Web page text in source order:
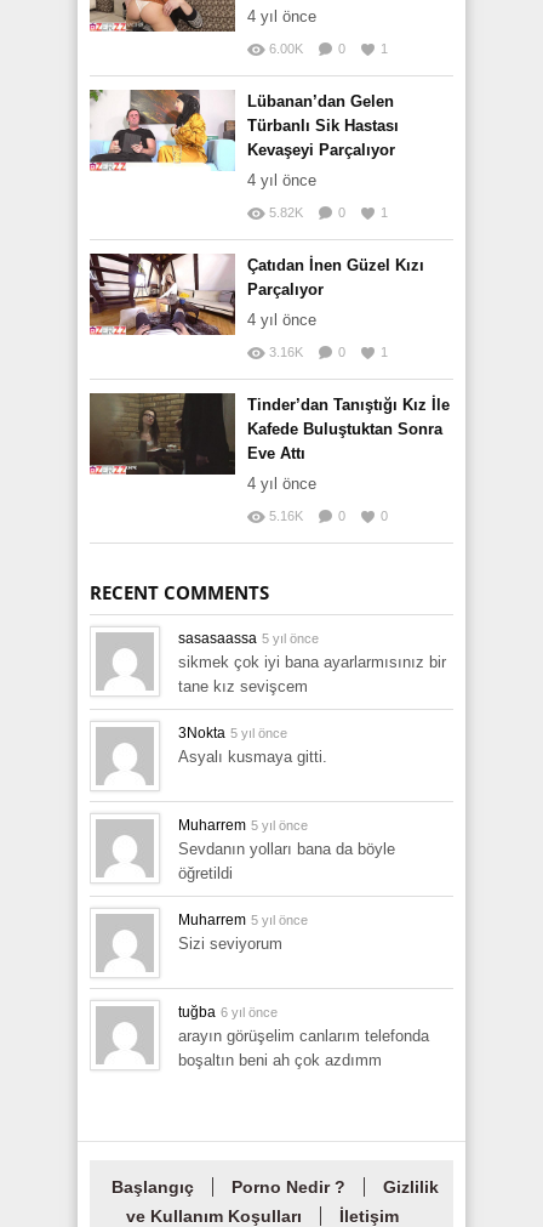
4 yıl önce
6.00K 0 1
Lübanan’dan Gelen
Türbanlı Sik Hastası
Kevaşeyi Parçalıyor
4 yıl önce
5.82K 0 1
Çatıdan İnen Güzel Kızı
Parçalıyor
4 yıl önce
3.16K 0 1
Tinder’dan Tanıştığı Kız İle
Kafede Buluştuktan Sonra
Eve Attı
4 yıl önce
5.16K 0 0
RECENT COMMENTS
sasasaassa 5 yıl önce
sikmek çok iyi bana ayarlarmısınız bir
tane kız sevişcem
3Nokta 5 yıl önce
Asyalı kusmaya gitti.
Muharrem 5 yıl önce
Sevdanın yolları bana da böyle
öğretildi
Muharrem 5 yıl önce
Sizi seviyorum
tuğba 6 yıl önce
arayın görüşelim canlarım telefonda
boşaltın beni ah çok azdımm
Başlangıç Porno Nedir ?
Gizlilik
ve Kullanım Koşulları
İletişim